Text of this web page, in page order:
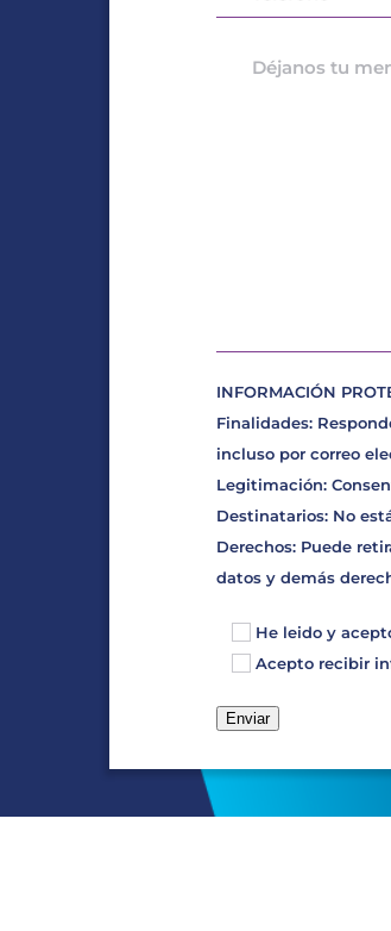
INFORMACIÓN
Finalidades:
incluso por correo
Legitimación:
Destinatarios: No
Derechos: Puede
datos y demás
He leido y
Acepto recibir